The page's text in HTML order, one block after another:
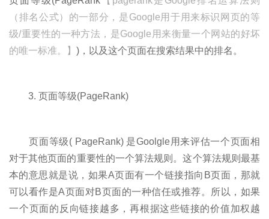
（排名公式）的一部分，是Google用于用来标识网页的等
级/重要性的一种方法，是Google用来衡量一个网站的好坏
的唯一标准。】 )，以及这个页面在搜索结果中的排名。
3. 页面等级(PageRank)
页面等级( PageRank) 是Goolgle用来评估一个页面相
对于其他页面的重要性的一个算法规则。这个算法规则最基
本的意思就是说，如果A页面有一个链接指向B页面，那就
可以看作是A页面对B页面的一种信任或推荐。所以，如果
一个页面的反向链接越多，再根据这些链接的价值加权越